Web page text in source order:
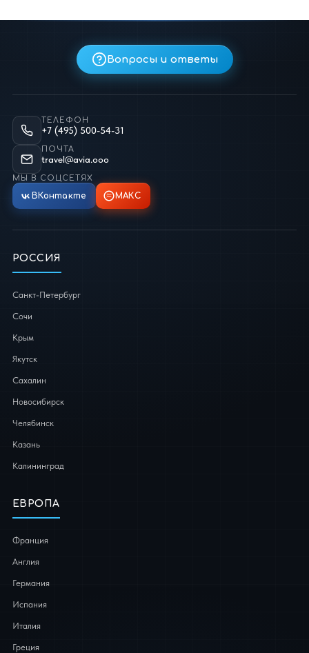
Вопросы и ответы
ТЕЛЕФОН
+7 (495) 500-54-31
ПОЧТА
travel@avia.ooo
МЫ В СОЦСЕТЯХ
ВКонтакте МАКС
РОССИЯ
Санкт-Петербург
Сочи
Крым
Якутск
Сахалин
Новосибирск
Челябинск
Казань
Калининград
ЕВРОПА
Франция
Англия
Германия
Испания
Италия
Греция